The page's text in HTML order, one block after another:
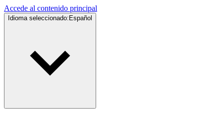
Accede al contenido principal
Idioma seleccionado: Español